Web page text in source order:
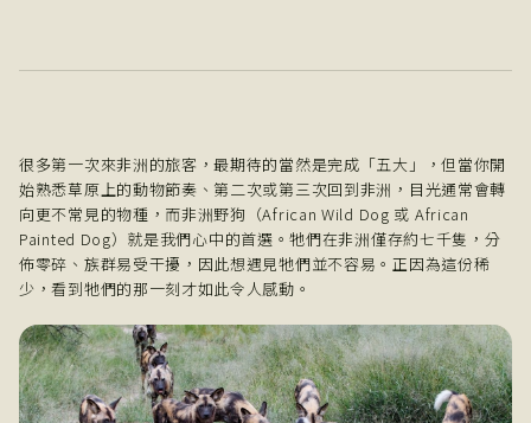
很多第一次來非洲的旅客，最期待的當然是完成「五大」，但當你開
始熟悉草原上的動物節奏、第二次或第三次回到非洲，目光通常會轉
向更不常見的物種，而非洲野狗（African Wild Dog 或 African
Painted Dog）就是我們心中的首選。牠們在非洲僅存約七千隻，分
佈零碎、族群易受干擾，因此想遇見牠們並不容易。正因為這份稀
少，看到牠們的那一刻才如此令人感動。